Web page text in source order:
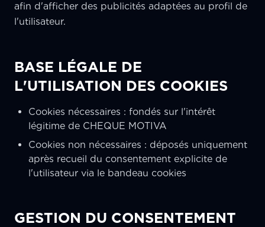
afin d'afficher des publicités adaptées au profil de
l'utilisateur.
BASE LÉGALE DE
L'UTILISATION DES COOKIES
Cookies nécessaires : fondés sur l'intérêt
légitime de CHEQUE MOTIVA
Cookies non nécessaires : déposés uniquement
après recueil du consentement explicite de
l'utilisateur via le bandeau cookies
GESTION DU CONSENTEMENT